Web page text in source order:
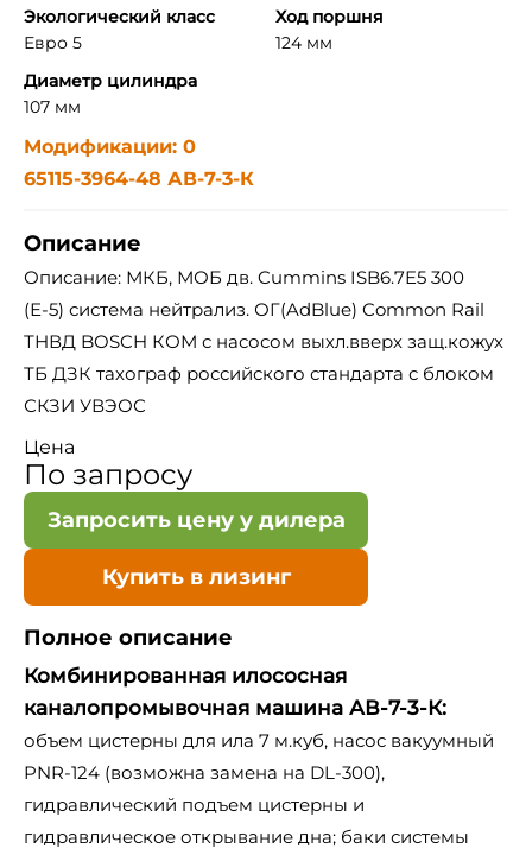
Экологический класс
Евро 5
Ход поршня
124 мм
Диаметр цилиндра
107 мм
Модификации: 0
65115-3964-48 АВ-7-3-К
Описание
Описание: МКБ, МОБ дв. Cummins ISB6.7E5 300
(Е-5) система нейтрализ. ОГ(AdBlue) Common Rail
ТНВД BOSCH КОМ с насосом выхл.вверх защ.кожух
ТБ ДЗК тахограф российского стандарта с блоком
СКЗИ УВЭОС
Цена
По запросу
Запросить цену у дилера
Купить в лизинг
Полное описание
Комбинированная илососная
каналопромывочная машина АВ-7-3-К:
объем цистерны для ила 7 м.куб, насос вакуумный
PNR-124 (возможна замена на DL-300),
гидравлический подъем цистерны и
гидравлическое открывание дна; баки системы